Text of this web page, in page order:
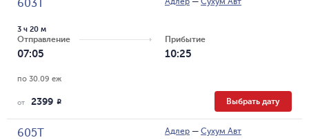
603Т
Отправление
07:05
3 ч 20 м
Прибытие
10:25
по 30.09 еж
от 2399 R Выбрать дату
605Т Адлер — Сухум Авт